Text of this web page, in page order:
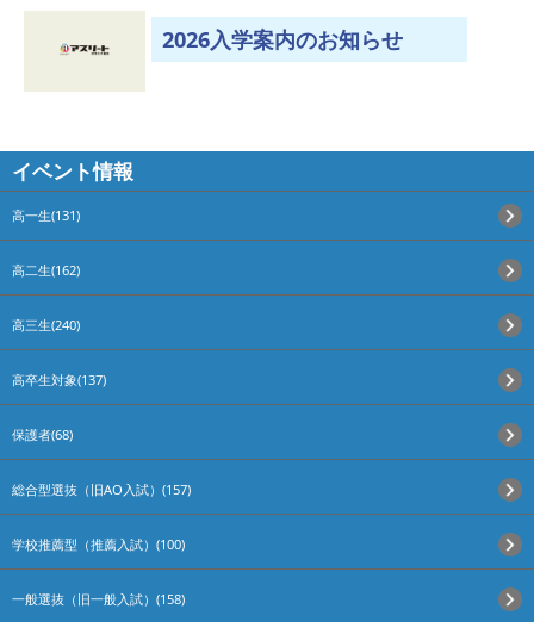
2026入学案内のお知らせ
イベント情報
高一生(131)
高二生(162)
高三生(240)
高卒生対象(137)
保護者(68)
総合型選抜（旧AO入試）(157)
学校推薦型（推薦入試）(100)
一般選抜（旧一般入試）(158)